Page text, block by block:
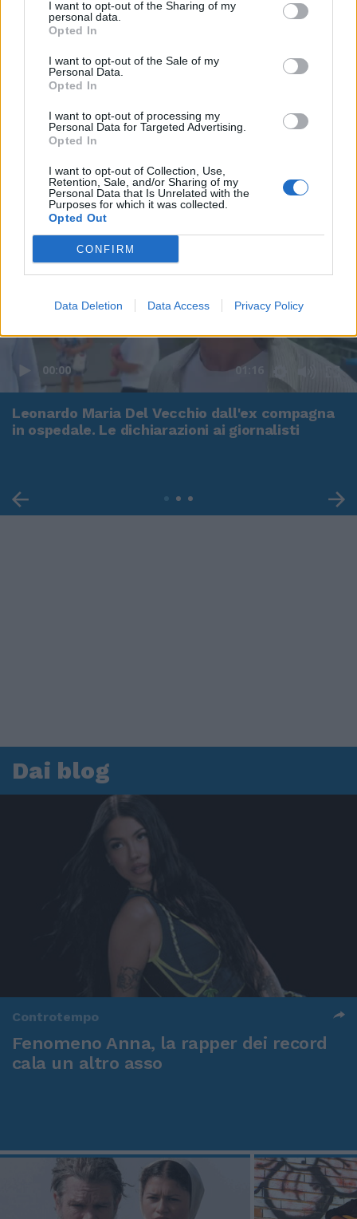
I want to opt-out of the Sharing of my
personal data.
Opted In
I want to opt-out of the Sale of my
Personal Data.
Opted In
I want to opt-out of processing my
Personal Data for Targeted Advertising.
Opted In
I want to opt-out of Collection, Use,
Retention, Sale, and/or Sharing of my
Personal Data that Is Unrelated with the
Purposes for which it was collected.
Opted Out
CONFIRM
Data Deletion Data Access Privacy Policy
00:00 01:16
Leonardo Maria Del Vecchio dall'ex compagna
in ospedale. Le dichiarazioni ai giornalisti
Dai blog
Controtempo
Fenomeno Anna, la rapper dei record
cala un altro asso